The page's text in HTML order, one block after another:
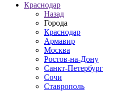
Краснодар
Назад
Города
Краснодар
Армавир
Москва
Ростов-на-Дону
Санкт-Петербург
Сочи
Ставрополь